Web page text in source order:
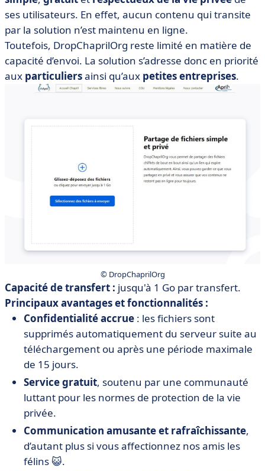
ses utilisateurs. En effet, aucun contenu qui transite
par la solution n’est maintenu en ligne.
Toutefois, DropChaprilOrg reste limité en matière de
capacité d’envoi. La solution s’adresse donc en priorité
aux particuliersainsi qu’aux petites entreprises.
© DropChaprilOrg
Capacité de transfert : jusqu'à 1 Go par transfert.
Principaux avantages et fonctionnalités :
Confidentialité accrue : les fichiers sont
supprimés automatiquement du serveur suite au
téléchargement ou après une période maximale
de 15 jours.
Service gratuit, soutenu par une communauté
luttant pour les normes de protection de la vie
privée.
Communication amusante et rafraîchissante,
d’autant plus si vous affectionnez nos amis les
félins 😺.